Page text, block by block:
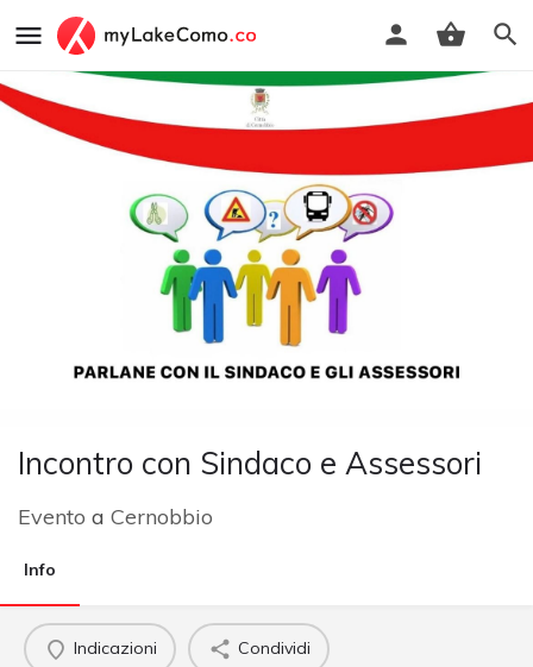
Incontro con Sindaco e Assessori
Evento a Cernobbio
Info
Indicazioni Condividi